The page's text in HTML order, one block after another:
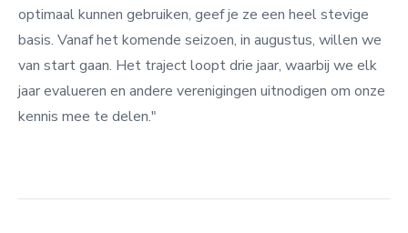
optimaal kunnen gebruiken, geef je ze een heel stevige
basis. Vanaf het komende seizoen, in augustus, willen we
van start gaan. Het traject loopt drie jaar, waarbij we elk
jaar evalueren en andere verenigingen uitnodigen om onze
kennis mee te delen."